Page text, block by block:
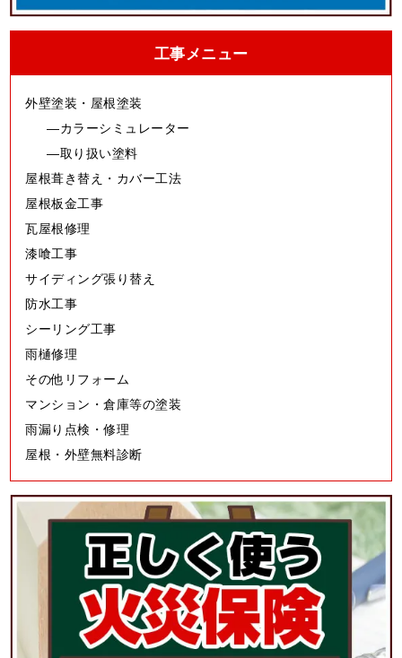
工事メニュー
外壁塗装・屋根塗装
カラーシミュレーター
取り扱い塗料
屋根葺き替え・カバー工法
屋根板金工事
瓦屋根修理
漆喰工事
サイディング張り替え
防水工事
シーリング工事
雨樋修理
その他リフォーム
マンション・倉庫等の塗装
雨漏り点検・修理
屋根・外壁無料診断